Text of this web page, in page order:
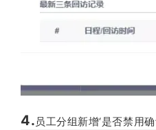
4. 员工分组新增‘是否禁用